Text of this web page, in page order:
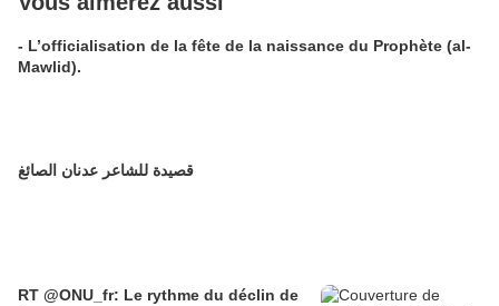
- L’officialisation de la fête de la naissance du Prophète (al-
Mawlid).
قصيدة للشاعر عدنان الصائغ
RT @ONU_fr: Le rythme du déclin de